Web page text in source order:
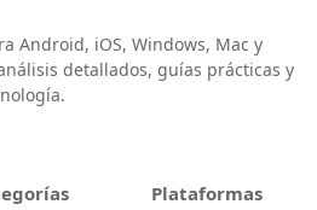
Android, iOS, Windows, Mac y
detallados, guías prácticas y
Plataformas